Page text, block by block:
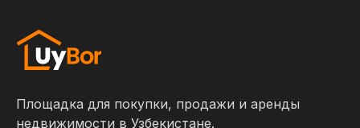
Площадка для покупки, продажи и аренды
недвижимости в Узбекистане.